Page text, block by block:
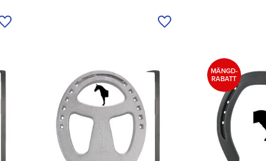
Tilføj til ønskeliste Tilføj til ønskeliste
MÄNGD-
RABATT